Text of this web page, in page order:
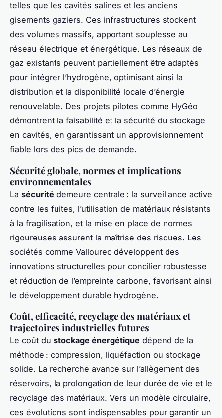
telles que les cavités salines et les anciens
gisements gaziers. Ces infrastructures stockent
des volumes massifs, apportant souplesse au
réseau électrique et énergétique. Les réseaux de
gaz existants peuvent partiellement être adaptés
pour intégrer l’hydrogène, optimisant ainsi la
distribution et la disponibilité locale d’énergie
renouvelable. Des projets pilotes comme HyGéo
démontrent la faisabilité et la sécurité du stockage
en cavités, en garantissant un approvisionnement
fiable lors des pics de demande.
Sécurité globale, normes et implications
environnementales
La sécurité demeure centrale : la surveillance active
contre les fuites, l’utilisation de matériaux résistants
à la fragilisation, et la mise en place de normes
rigoureuses assurent la maîtrise des risques. Les
sociétés comme Vallourec développent des
innovations structurelles pour concilier robustesse
et réduction de l’empreinte carbone, favorisant ainsi
le développement durable hydrogène.
Coût, efficacité, recyclage des matériaux et
trajectoires industrielles futures
Le coût du stockage énergétique dépend de la
méthode : compression, liquéfaction ou stockage
solide. La recherche avance sur l’allègement des
réservoirs, la prolongation de leur durée de vie et le
recyclage des matériaux. Vers un modèle circulaire,
ces évolutions sont indispensables pour garantir un